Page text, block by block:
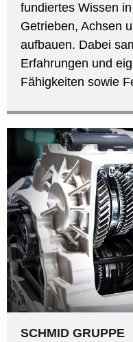
fundiertes Wissen
Getrieben, Achsen
aufbauen. Dabei
Erfahrungen und
Fähigkeiten sowie
SCHMID GRUPPE